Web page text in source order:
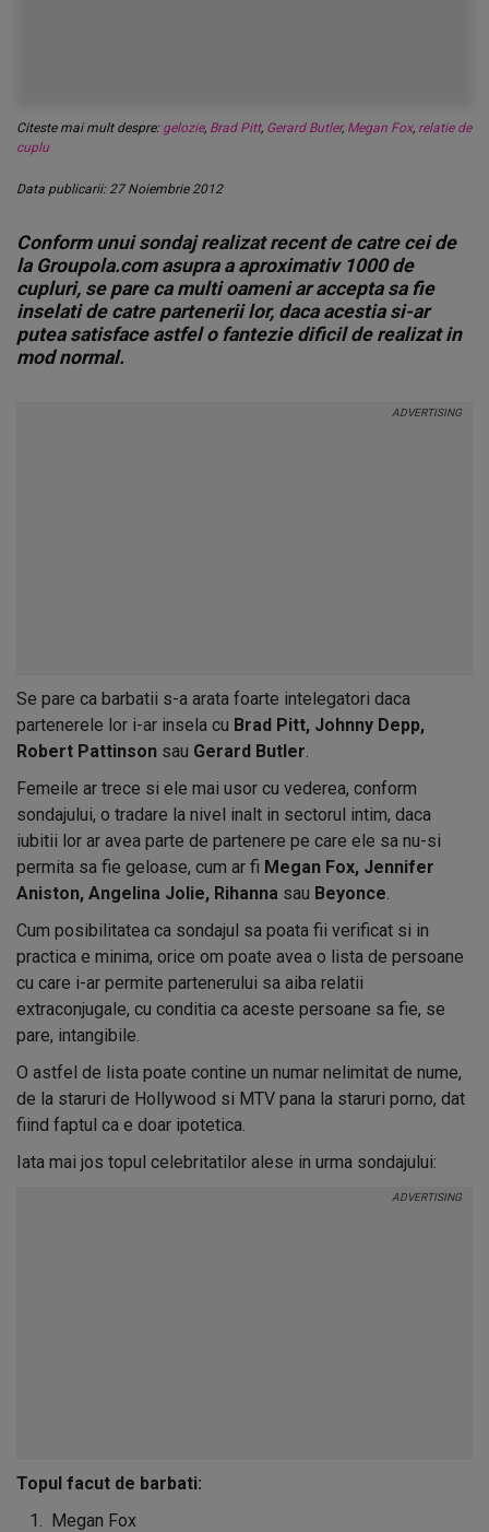
Citeste mai mult despre: gelozie, Brad Pitt, Gerard Butler, Megan Fox, relatie de
cuplu
Data publicarii: 27 Noiembrie 2012
Conform unui sondaj realizat recent de catre cei de
la Groupola.com asupra a aproximativ 1000 de
cupluri, se pare ca multi oameni ar accepta sa fie
inselati de catre partenerii lor, daca acestia si-ar
putea satisface astfel o fantezie dificil de realizat in
mod normal.
Se pare ca barbatii s-a arata foarte intelegatori daca
partenerele lor i-ar insela cu Brad Pitt, Johnny Depp,
Robert Pattinson sau Gerard Butler.
Femeile ar trece si ele mai usor cu vederea, conform
sondajului, o tradare la nivel inalt in sectorul intim, daca
iubitii lor ar avea parte de partenere pe care ele sa nu-si
permita sa fie geloase, cum ar fi Megan Fox, Jennifer
Aniston, Angelina Jolie, Rihanna sau Beyonce.
Cum posibilitatea ca sondajul sa poata fii verificat si in
practica e minima, orice om poate avea o lista de persoane
cu care i-ar permite partenerului sa aiba relatii
extraconjugale, cu conditia ca aceste persoane sa fie, se
pare, intangibile.
O astfel de lista poate contine un numar nelimitat de nume,
de la staruri de Hollywood si MTV pana la staruri porno, dat
fiind faptul ca e doar ipotetica.
Iata mai jos topul celebritatilor alese in urma sondajului:
Topul facut de barbati:
1. Megan Fox